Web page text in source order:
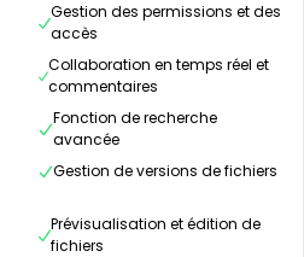
Gestion des permissions et des
accès
Collaboration en temps réel et
commentaires
Fonction de recherche
avancée
Gestion de versions de fichiers
Prévisualisation et édition de
fichiers